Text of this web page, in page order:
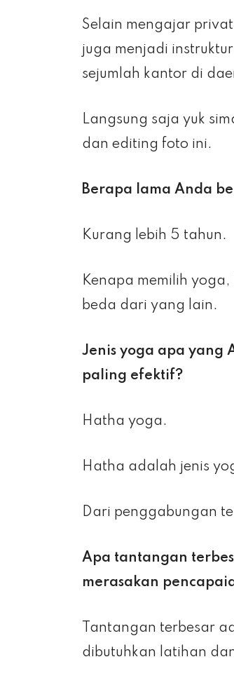
Selain mengajar
juga menjadi
sejumlah kantor di
Langsung saja yuk
dan editing foto ini.
Berapa lama Anda
Kurang lebih 5 tahun.
Kenapa memilih
beda dari yang lain.
Jenis yoga apa yang
paling efektif?
Hatha yoga.
Hatha adalah jenis
Dari penggabungan
Apa tantangan
merasakan
Tantangan terbesar
dibutuhkan latihan